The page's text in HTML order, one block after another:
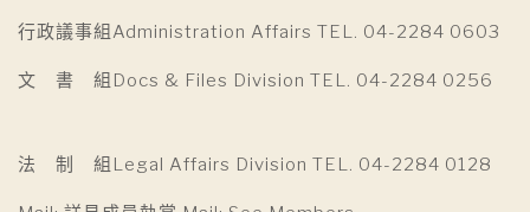
行政議事組Administration Affairs TEL. 04-2284 0603
文 書 組Docs & Files Division TEL. 04-2284 0256
法 制 組Legal Affairs Division TEL. 04-2284 0128